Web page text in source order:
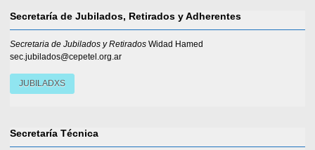
Secretaría de Jubilados, Retirados y Adherentes
Secretaria de Jubilados y Retirados Widad Hamed
sec.jubilados@cepetel.org.ar
JUBILADXS
Secretaría Técnica